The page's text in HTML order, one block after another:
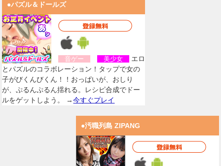
●パズル＆ドールズ
音ゲー 美少女
エロ
とパズルのコラボレーション！タップで女の
子がびくんびくん！！おっぱいが、おしり
が、ぷるんぷるん揺れる。レシピ合成でドー
ルをゲットしよう。 →今すぐプレイ
●汚職列島 ZIPANG